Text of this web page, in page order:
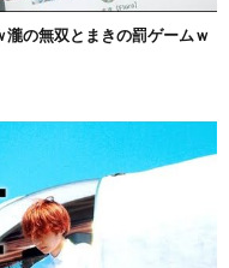
瀧の無双とまきの罰ゲームｗ